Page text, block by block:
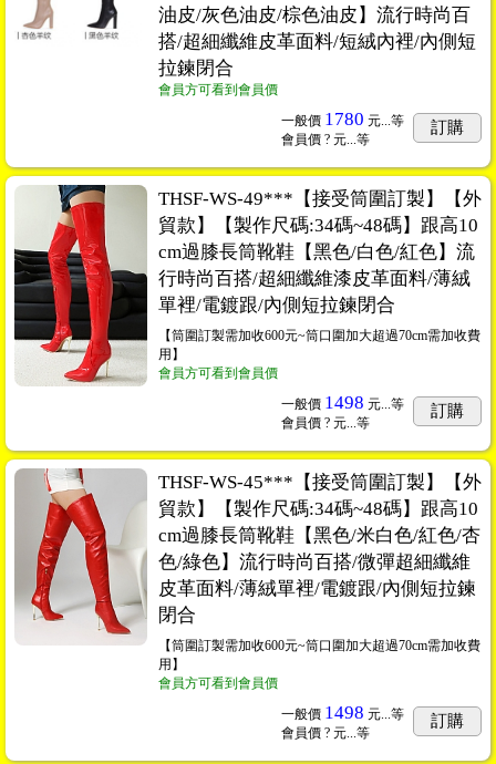
油皮/灰色油皮/棕色油皮】流行時尚百
搭/超細纖維皮革面料/短絨內裡/內側短
拉鍊閉合
會員方可看到會員價
一般價 1780 元...等
會員價 ? 元...等
訂購
THSF-WS-49***【接受筒圍訂製】【外
貿款】【製作尺碼:34碼~48碼】跟高10
cm過膝長筒靴鞋【黑色/白色/紅色】流
行時尚百搭/超細纖維漆皮革面料/薄絨
單裡/電鍍跟/內側短拉鍊閉合
【筒圍訂製需加收600元~筒口圍加大超過70cm需加收費
用】
會員方可看到會員價
一般價 1498 元...等
會員價 ? 元...等
訂購
THSF-WS-45***【接受筒圍訂製】【外
貿款】【製作尺碼:34碼~48碼】跟高10
cm過膝長筒靴鞋【黑色/米白色/紅色/杏
色/綠色】流行時尚百搭/微彈超細纖維
皮革面料/薄絨單裡/電鍍跟/內側短拉鍊
閉合
【筒圍訂製需加收600元~筒口圍加大超過70cm需加收費
用】
會員方可看到會員價
一般價 1498 元...等
會員價 ? 元...等
訂購